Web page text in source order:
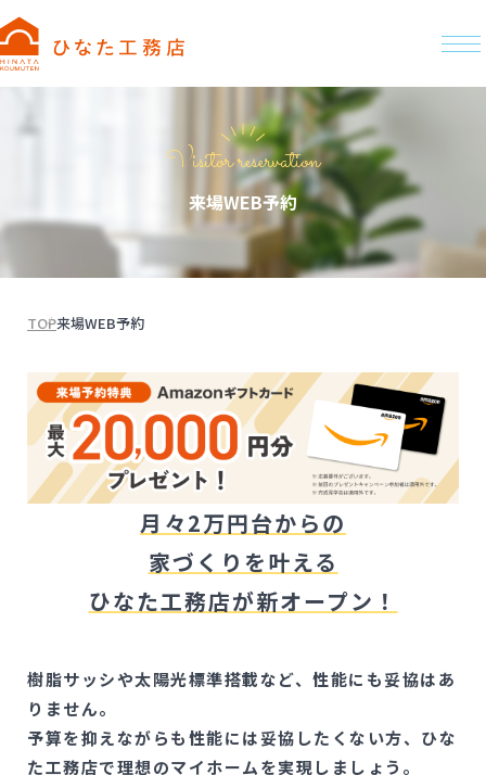
Visitor reservation
来場WEB予約
TOP来場WEB予約
月々2万円台からの
家づくりを叶える
ひなた工務店が新オープン！
樹脂サッシや太陽光標準搭載など、性能にも妥協はあ
りません。
予算を抑えながらも性能には妥協したくない方、ひな
た工務店で理想のマイホームを実現しましょう。